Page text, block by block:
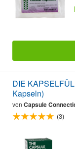
DIE
Kapseln)
von Capsule
(3)